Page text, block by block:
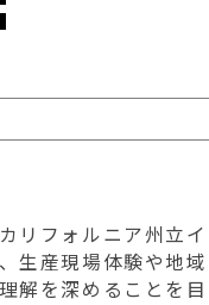
リフォルニア州立
生産現場体験や地
解を深めることを目